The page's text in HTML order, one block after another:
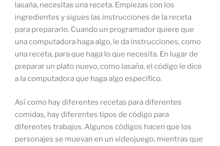
lasaña, necesitas una receta. Empiezas con los
ingredientes y sigues las instrucciones de la receta
para prepararlo. Cuando un programador quiere que
una computadora haga algo, le da instrucciones, como
una receta, para que haga lo que necesita. En lugar de
preparar un plato nuevo, como lasaña, el código le dice
a la computadora que haga algo específico.
Así como hay diferentes recetas para diferentes
comidas, hay diferentes tipos de código para
diferentes trabajos. Algunos códigos hacen que los
personajes se muevan en un videojuego, mientras que